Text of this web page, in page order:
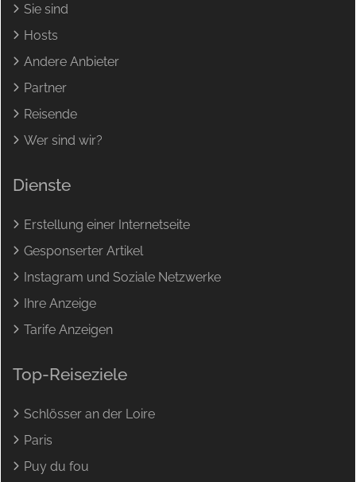
Sie sind
Hosts
Andere Anbieter
Partner
Reisende
Wer sind wir?
Dienste
Erstellung einer Internetseite
Gesponserter Artikel
Instagram und Soziale Netzwerke
Ihre Anzeige
Tarife Anzeigen
Top-Reiseziele
Schlösser an der Loire
Paris
Puy du fou